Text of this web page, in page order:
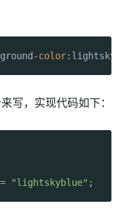
color
写，实现代码如下：
= "lightskyblue" ;